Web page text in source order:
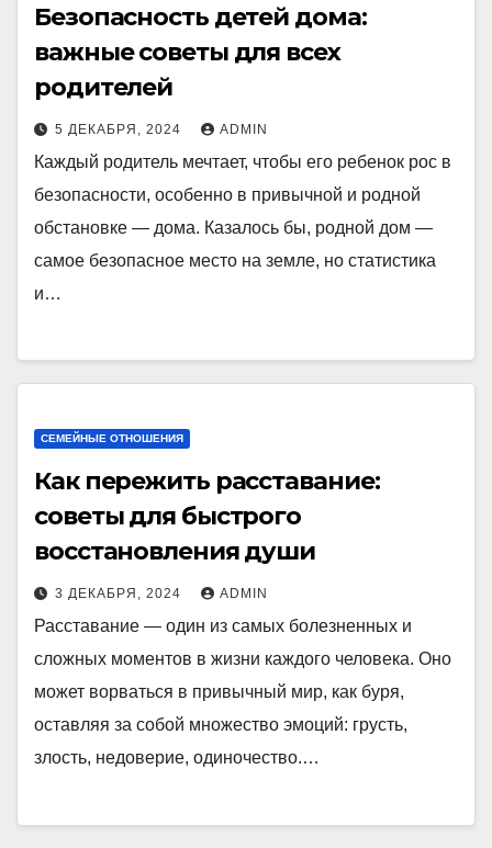
Безопасность детей дома:
важные советы для всех
родителей
5 ДЕКАБРЯ, 2024 ADMIN
Каждый родитель мечтает, чтобы его ребенок рос в
безопасности, особенно в привычной и родной
обстановке — дома. Казалось бы, родной дом —
самое безопасное место на земле, но статистика
и…
СЕМЕЙНЫЕ ОТНОШЕНИЯ
Как пережить расставание:
советы для быстрого
восстановления души
3 ДЕКАБРЯ, 2024 ADMIN
Расставание — один из самых болезненных и
сложных моментов в жизни каждого человека. Оно
может ворваться в привычный мир, как буря,
оставляя за собой множество эмоций: грусть,
злость, недоверие, одиночество.…